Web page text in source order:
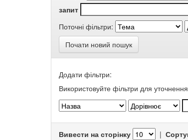
запит
Поточні фільтри:
Почати новий пошук
Додати фільтри:
Використовуйте фільтри для
Вивести на сторінку |